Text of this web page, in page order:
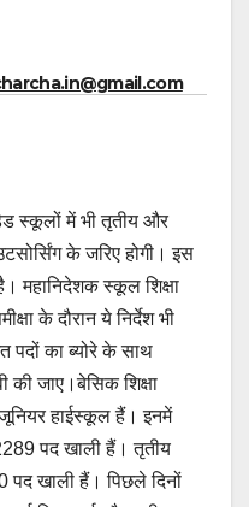
स्कूलों में भी तृतीय और
के जरिए होगी। इस
महानिदेशक स्कूल शिक्षा
के दौरान ये निर्देश भी
पदों का ब्योरे के साथ
जाए।बेसिक शिक्षा
हाईस्कूल हैं। इनमें
पद खाली हैं। तृतीय
खाली हैं। पिछले दिनों